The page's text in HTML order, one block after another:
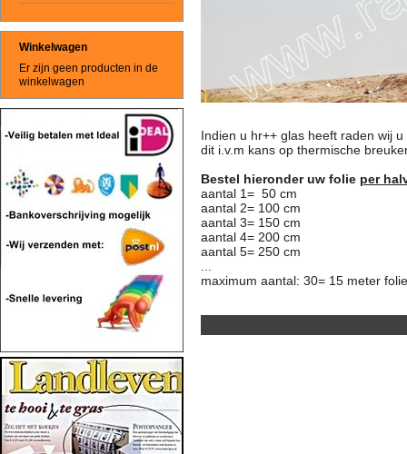
Winkelwagen
Er zijn geen producten in de
winkelwagen
Indien u hr++ glas heeft raden wij
dit i.v.m kans op thermische
Bestel hieronder uw folie per
aantal 1= 50 cm
aantal 2= 100 cm
aantal 3= 150 cm
aantal 4= 200 cm
aantal 5= 250 cm
maximum aantal: 30= 15 meter